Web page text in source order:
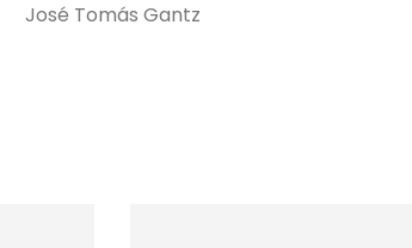
José Tomás Gantz